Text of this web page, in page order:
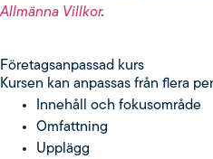
Allmänna Villkor.
Fö­re­tags­an­pas­sad kurs
Kursen kan anpassas från flera
Innehåll och fokusområde
Omfattning
Upplägg